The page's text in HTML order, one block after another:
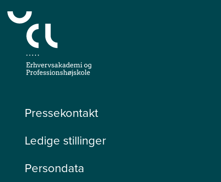
Pressekontakt
Ledige stillinger
Persondata